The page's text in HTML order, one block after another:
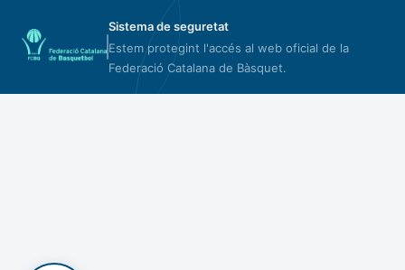
Sistema de seguretat
Estem protegint l'accés al web oficial de la
Federació Catalana de Bàsquet.